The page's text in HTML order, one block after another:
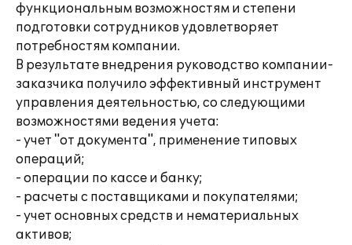
функциональным возможностям и степени
подготовки сотрудников удовлетворяет
потребностям компании.
В результате внедрения руководство компании-
заказчика получило эффективный инструмент
управления деятельностью, со следующими
возможностями ведения учета:
- учет "от документа", применение типовых
операций;
- операции по кассе и банку;
- расчеты с поставщиками и покупателями;
- учет основных средств и нематериальных
активов;